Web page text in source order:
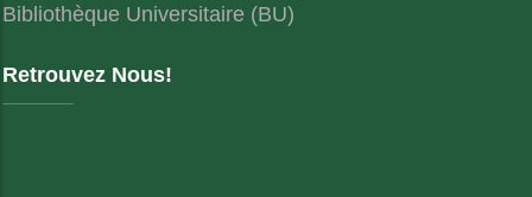
Bibliothèque Universitaire (BU)
Retrouvez Nous!